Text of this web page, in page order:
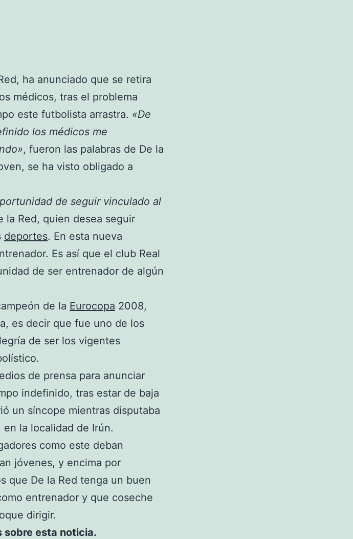
ha anunciado que se retira
médicos, tras el problema
este futbolista arrastra. «De
los médicos me
, fueron las palabras de De la
se ha visto obligado a
de seguir vinculado al
la Red, quien desea seguir
deportes. En esta nueva
Es así que el club Real
de ser entrenador de algún
de la Eurocopa 2008,
es decir que fue uno de los
de ser los vigentes
de prensa para anunciar
indefinido, tras estar de baja
un síncope mientras disputaba
la localidad de Irún.
como este deban
jóvenes, y encima por
que De la Red tenga un buen
entrenador y que coseche
dirigir.
sobre esta noticia.